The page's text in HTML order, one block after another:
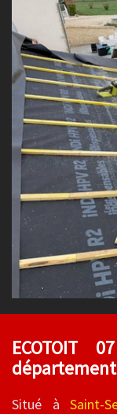
Situé à Saint-